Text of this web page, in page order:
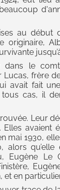
au début
originaire,
dans le
frère
fait
cas, il
Leur
avaient
mai 1930,
alors
Eugène
en